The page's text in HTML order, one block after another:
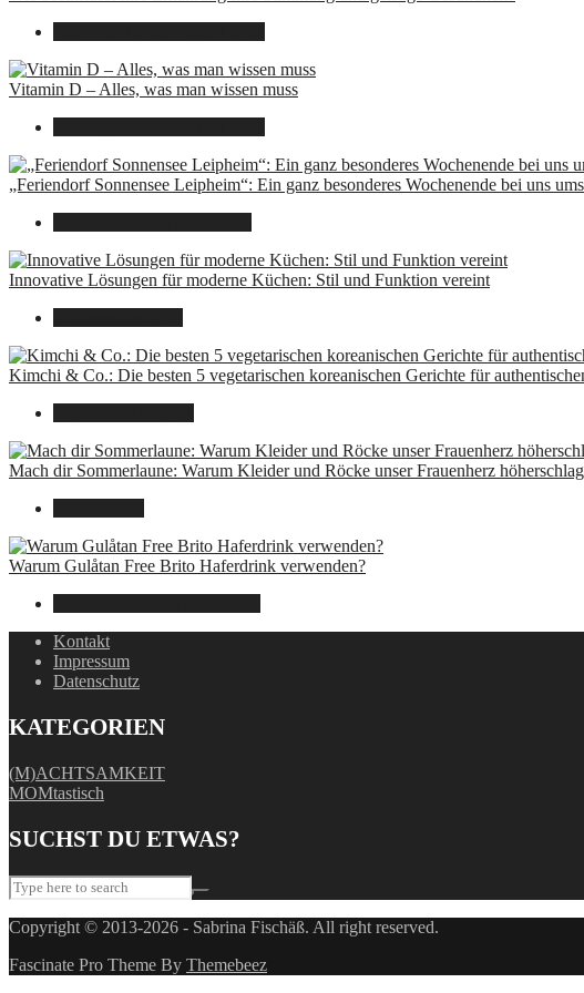
Vitamin D – Alles, was man wissen muss
„Feriendorf Sonnensee Leipheim“: Ein ganz besonderes Wochenende bei uns
Innovative Lösungen für moderne Küchen: Stil und Funktion vereint
Kimchi & Co.: Die besten 5 vegetarischen koreanischen Gerichte für
Mach dir Sommerlaune: Warum Kleider und Röcke unser Frauenherz
Warum Gulåtan Free Brito Haferdrink verwenden?
Kontakt
Impressum
Datenschutz
KATEGORIEN
(M)ACHTSAMKEIT
MOMtastisch
SUCHST DU ETWAS?
Copyright © 2013-2026 - Sabrina Fischäß. All right reserved.
Fascinate Pro Theme By Themebeez